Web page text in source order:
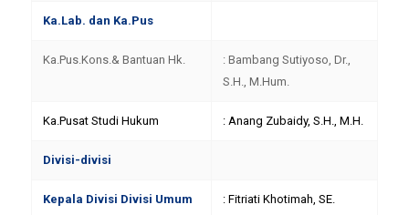
Ka.Lab. dan Ka.Pus
Ka.Pus.Kons.& Bantuan Hk.
: Bambang Sutiyoso, Dr.,
S.H., M.Hum.
Ka.Pusat Studi Hukum : Anang Zubaidy, S.H., M.H.
Divisi-divisi
Kepala Divisi Divisi Umum
: Fitriati Khotimah, SE.